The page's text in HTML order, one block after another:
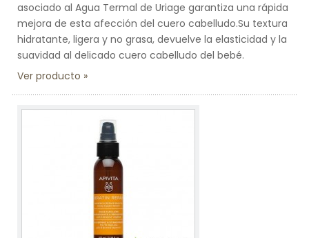
asociado al Agua Termal de Uriage garantiza una rápida
mejora de esta afección del cuero cabelludo.Su textura
hidratante, ligera y no grasa, devuelve la elasticidad y la
suavidad al delicado cuero cabelludo del bebé.
Ver producto